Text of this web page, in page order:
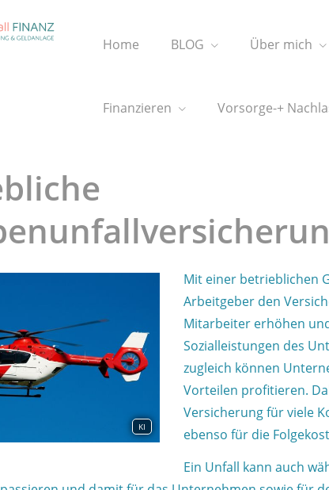
Home BLOG Über mich
Finanzieren Vorsorge-+
KI
Mit einer betrieblichen
Arbeitgeber den
Mitarbeiter erhöhen
Sozialleistungen des
zugleich können
Vorteilen profitieren.
Versicherung für viele
ebenso für die
Ein Unfall kann auch